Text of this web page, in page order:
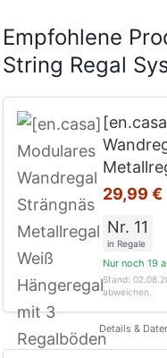
Empfohlene
String Regal
29,99 €
Nr. 11
in Regale
Nur noch 19
Stand:
abweichen.
Details &